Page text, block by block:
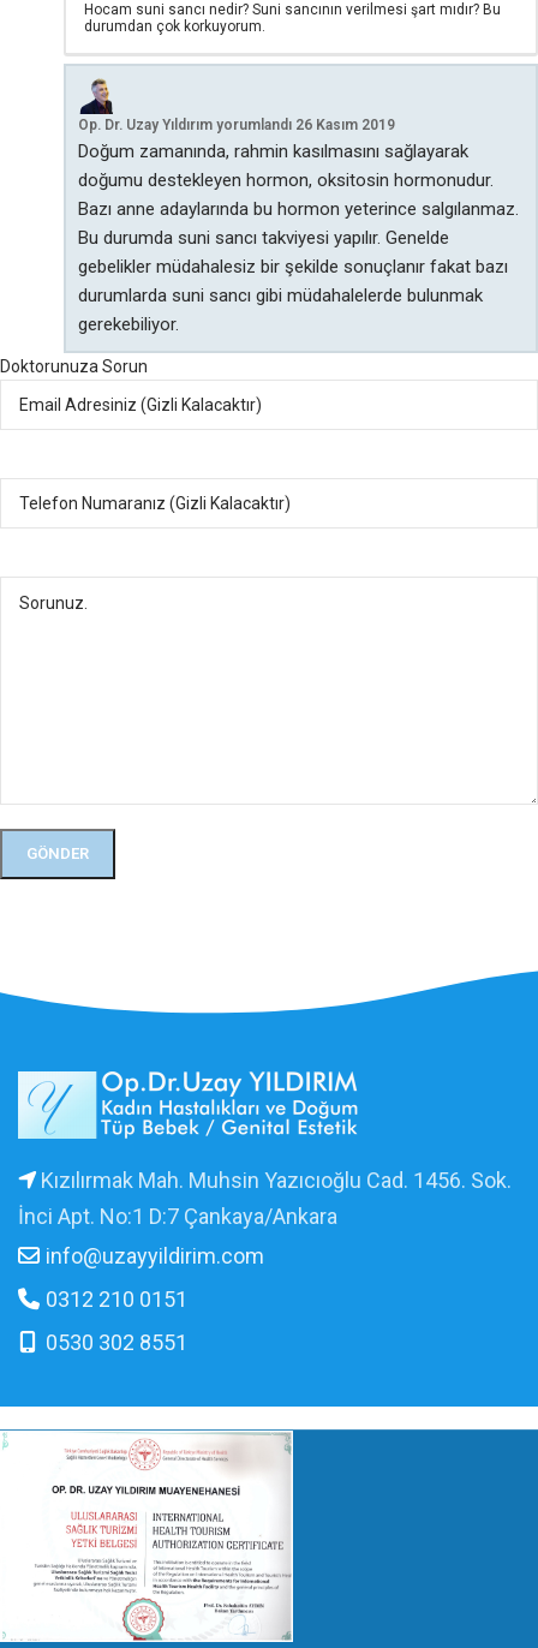
Hocam suni sancı nedir? Suni sancının verilmesi şart mıdır? Bu
durumdan çok korkuyorum.
Op. Dr. Uzay Yıldırım yorumlandı 26 Kasım 2019
Doğum zamanında, rahmin kasılmasını sağlayarak
doğumu destekleyen hormon, oksitosin hormonudur.
Bazı anne adaylarında bu hormon yeterince salgılanmaz.
Bu durumda suni sancı takviyesi yapılır. Genelde
gebelikler müdahalesiz bir şekilde sonuçlanır fakat bazı
durumlarda suni sancı gibi müdahalelerde bulunmak
gerekebiliyor.
Doktorunuza Sorun
Kızılırmak Mah. Muhsin Yazıcıoğlu Cad. 1456. Sok.
İnci Apt. No:1 D:7 Çankaya/Ankara
info@uzayyildirim.com
0312 210 0151
0530 302 8551